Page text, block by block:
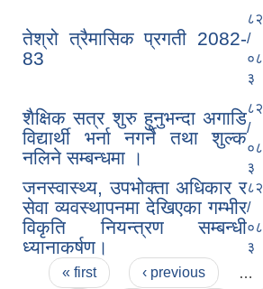
तेश्रो त्रैमासिक प्रगती 2082-
83
८२
/
०८
३
शैक्षिक सत्र शुरु हुनुभन्दा अगाडि
विद्यार्थी भर्ना नगर्ने तथा शुल्क
नलिने सम्बन्धमा ।
८२
/
०८
३
जनस्वास्थ्य, उपभोक्ता अधिकार र
सेवा व्यवस्थापनमा देखिएका गम्भीर
विकृति नियन्त्रण सम्बन्धी
ध्यानाकर्षण।
८२
/
०८
३
Pages
« first ‹ previous